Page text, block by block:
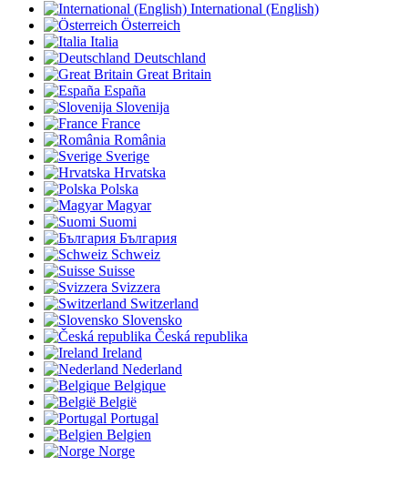
International (English)
Österreich
Italia
Deutschland
Great Britain
España
Slovenija
France
România
Sverige
Hrvatska
Polska
Magyar
Suomi
България
Schweiz
Suisse
Svizzera
Switzerland
Slovensko
Česká republika
Ireland
Nederland
Belgique
België
Portugal
Belgien
Norge